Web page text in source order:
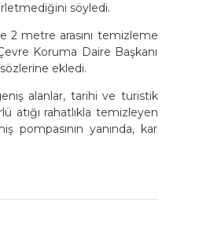
söyledi.
2 metre arasını temizleme
Koruma Daire Başkanı
ekledi.
alanlar, tarihi ve turistik
atığı rahatlıkla temizleyen
pompasının yanında, kar